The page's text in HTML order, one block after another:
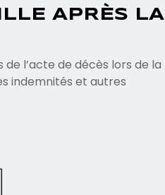
APRÈS LA
l’acte de décès lors de la
indemnités et autres